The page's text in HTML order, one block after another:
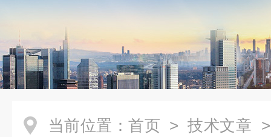
当前位置： 首页 > 技术文章